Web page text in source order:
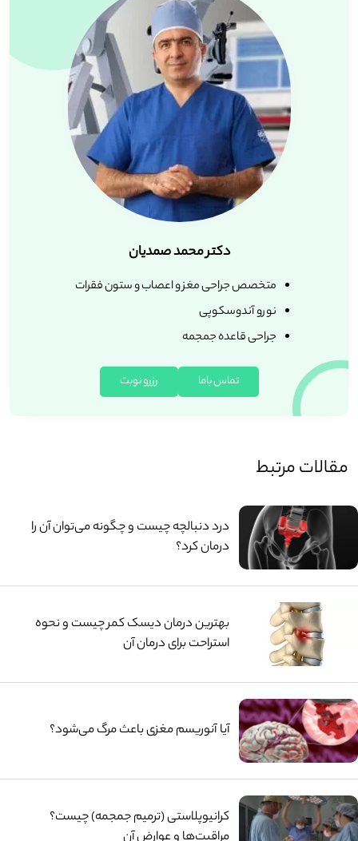
دکتر محمد صمدیان
متخصص جراحی مغز و اعصاب و ستون فقرات
نورو آندوسکوپی
جراحی قاعده جمجمه
تماس باما رزرو نوبت
مقالات مرتبط
درد دنبالچه چیست و چگونه می‌توان آن را
درمان کرد؟
بهترین درمان دیسک کمر چیست و نحوه
استراحت برای درمان آن
آیا آنوریسم مغزی باعث مرگ می‌شود؟
کرانیوپلاستی (ترمیم جمجمه) چیست؟